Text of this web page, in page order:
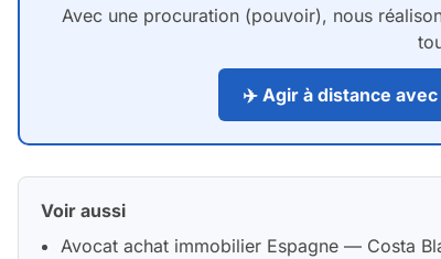
Avec une procuration (pouvoir), nous
✈️ Agir à distance
Voir aussi
Avocat achat immobilier Espagne — Costa